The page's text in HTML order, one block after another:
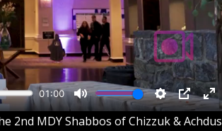
2nd MDY Shabbos of Chizzuk & Achdus